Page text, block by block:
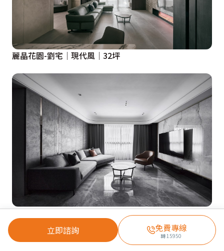
立即諮詢 免費專線
轉15950
麗晶花園-劉宅│現代風│32坪
灰時尚貫穿全域 光氛氤氳訴寫生活故事